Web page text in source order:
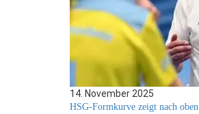
14. November 2025
HSG-Formkurve zeigt nach oben